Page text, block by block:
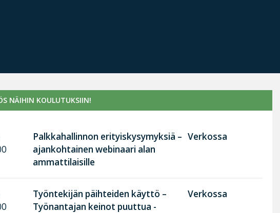
NÄIHIN KOULUTUKSIIN!
Palkkahallinnon erityiskysymyksiä –
ajankohtainen webinaari alan
ammattilaisille
Verkossa
Työntekijän päihteiden käyttö –
Työnantajan keinot puuttua -
Verkossa